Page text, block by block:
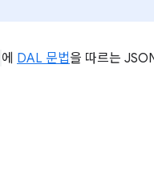
에 DAL 문법을 따르는